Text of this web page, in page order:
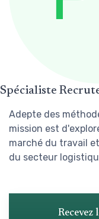
Spécialiste
Adepte des
mission est
marché du travail
du secteur
Recevez